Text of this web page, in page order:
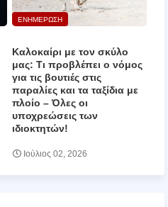
ΕΝΗΜΕΡΩΣΗ
Καλοκαίρι με τον σκύλο
μας: Τι προβλέπει ο νόμος
για τις βουτιές στις
παραλίες και τα ταξίδια με
πλοίο – Όλες οι
υποχρεώσεις των
ιδιοκτητών!
Ιούλιος 02, 2026